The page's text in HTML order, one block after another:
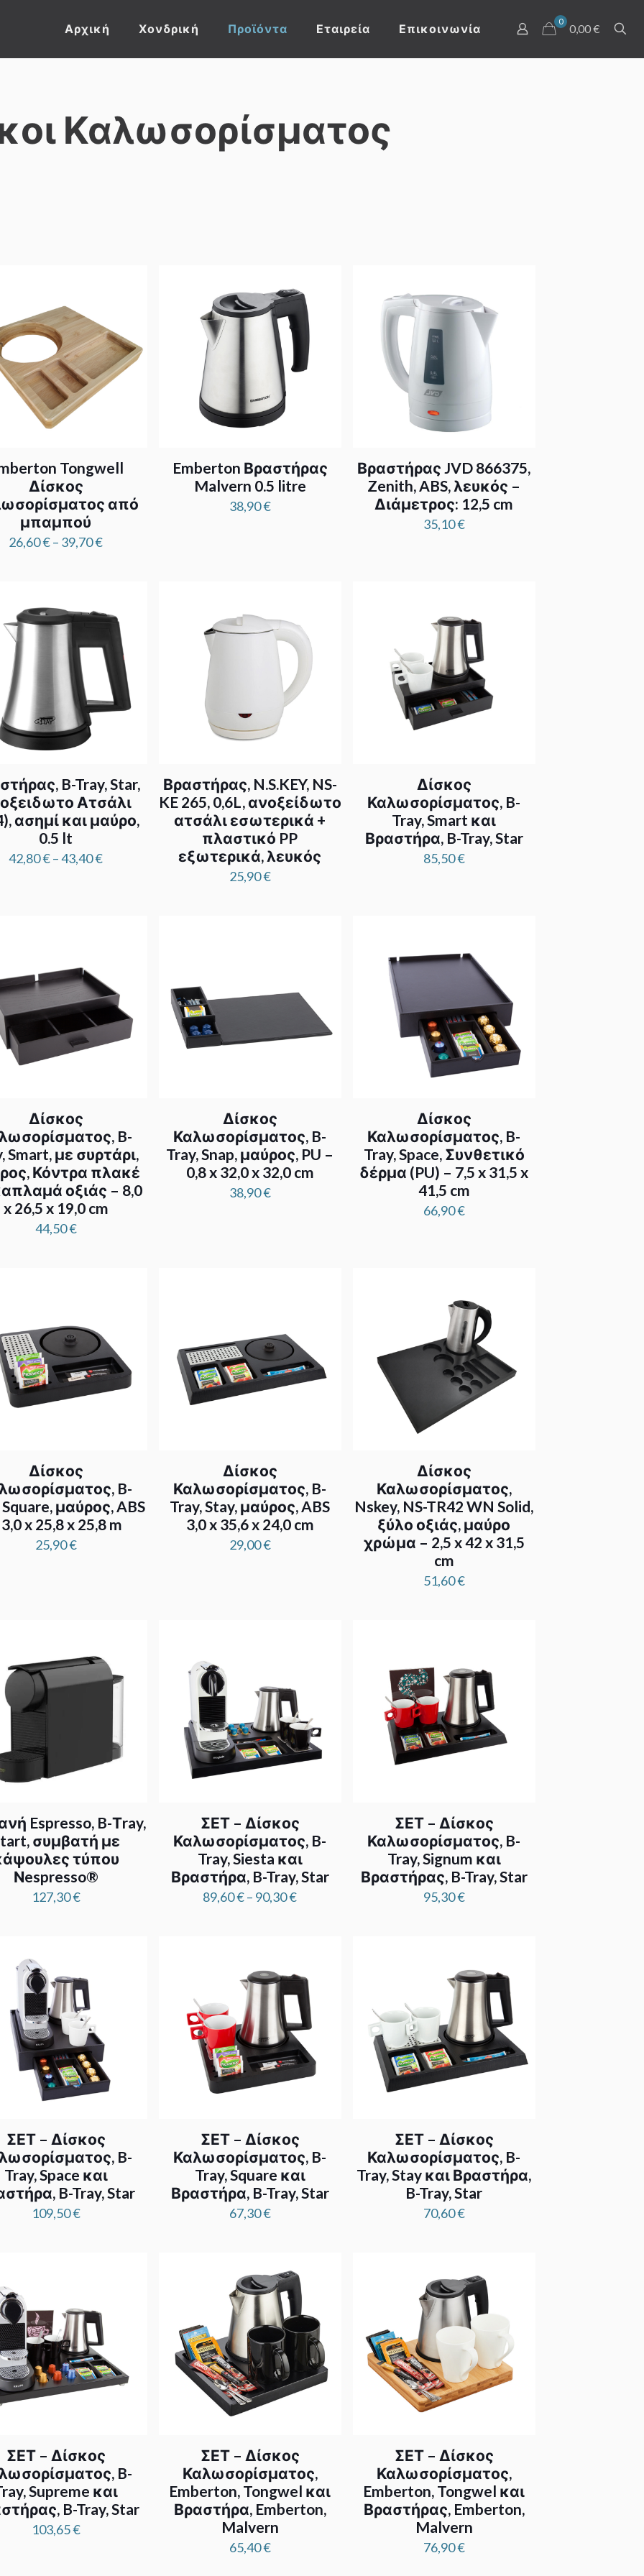
Αρχική Χονδρική Προϊόντα Εταιρεία Επικοινωνία
0
0,00 €
Καλωσορίσματος
Tongwell
Δίσκος
από
μπαμπού
26,60€– 39,70€Price
39,70 €
Emberton Βραστήρας
Malvern 0.5 litre
38,90€
Βραστήρας JVD 866375,
Zenith, ABS, λευκός –
Διάμετρος: 12,5 cm
35,10€
B-Tray, Star,
Ατσάλι
ασημί και μαύρο,
0.5 lt
42,80€–43,40€Price
Βραστήρας, N.S.KEY, NS-
KE 265, 0,6L, ανοξείδωτο
ατσάλι εσωτερικά +
πλαστικό PP
εξωτερικά, λευκός
25,90€
Δίσκος
Καλωσορίσματος, B-
Tray, Smart και
Βραστήρα, B-Tray, Star
85,50€
Δίσκος
B-
Smart, με συρτάρι,
Κόντρα πλακέ
οξιάς – 8,0
x 26,5 x 19,0 cm
44,50€
Δίσκος
Καλωσορίσματος, B-
Tray, Snap, μαύρος, PU –
0,8 x 32,0 x 32,0 cm
38,90€
Δίσκος
Καλωσορίσματος, B-
Tray, Space, Συνθετικό
δέρμα (PU) – 7,5 x 31,5 x
41,5 cm
66,90€
Δίσκος
B-
Square, μαύρος, ABS
x 25,8 x 25,8 m
25,90€
Δίσκος
Καλωσορίσματος, B-
Tray, Stay, μαύρος, ABS
3,0 x 35,6 x 24,0 cm
29,00€
Δίσκος
Καλωσορίσματος,
Nskey, NS-TR42 WN Solid,
ξύλο οξιάς, μαύρο
χρώμα – 2,5 x 42 x 31,5
cm
51,60€
Espresso, B-Τray,
συμβατή με
τύπου
Νespresso®
127,30€
ΣΕΤ – Δίσκος
Καλωσορίσματος, B-
Tray, Siesta και
Βραστήρα, B-Tray, Star
89,60€– 90,30€Price
90,30 €
ΣΕΤ – Δίσκος
Καλωσορίσματος, B-
Tray, Signum και
Βραστήρας, B-Tray, Star
95,30€
ΣΕΤ – Δίσκος
B-
Tray, Space και
B-Tray, Star
109,50€
ΣΕΤ – Δίσκος
Καλωσορίσματος, B-
Tray, Square και
Βραστήρα, B-Tray, Star
67,30€
ΣΕΤ – Δίσκος
Καλωσορίσματος, B-
Tray, Stay και Βραστήρα,
B-Tray, Star
70,60€
ΣΕΤ – Δίσκος
B-
Supreme και
B-Tray, Star
103,65€
ΣΕΤ – Δίσκος
Καλωσορίσματος,
Emberton, Tongwel και
Βραστήρα, Emberton,
Malvern
65,40€
ΣΕΤ – Δίσκος
Καλωσορίσματος,
Emberton, Tongwel και
Βραστήρας, Emberton,
Malvern
76,90€